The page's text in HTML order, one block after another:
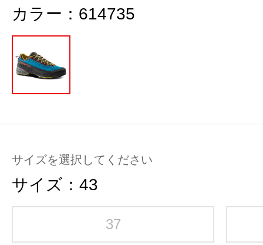
カラー： 614735
サイズを選択してください
サイズ： 43
37